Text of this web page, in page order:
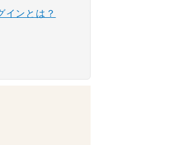
インとは？